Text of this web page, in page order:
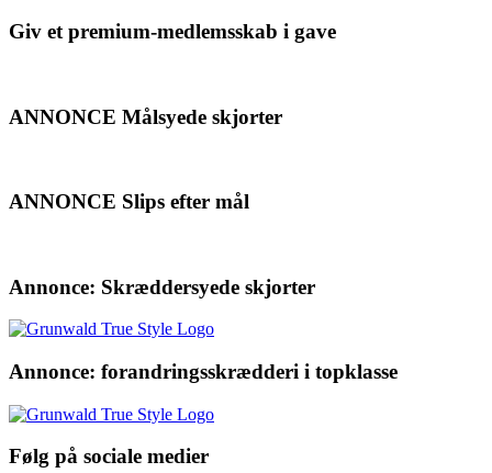
Giv et premium-medlemsskab i gave
ANNONCE Målsyede skjorter
ANNONCE Slips efter mål
Annonce: Skræddersyede skjorter
Annonce: forandringsskrædderi i topklasse
Følg på sociale medier